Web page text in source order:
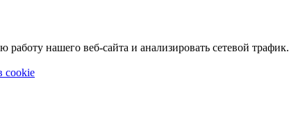
нашего веб-сайта и анализировать сетевой трафик.
cookie